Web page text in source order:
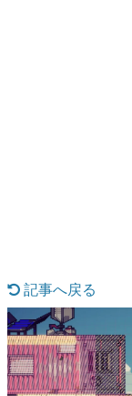
特集記事
マンガ
女性向け
記事へ戻る